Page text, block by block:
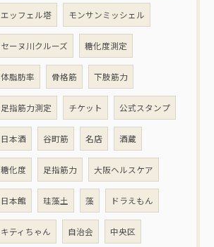
エッフェル塔 モンサンミッシェル
セーヌ川クルーズ 糖化度測定
体脂肪率 骨格筋 下肢筋力
足指筋力測定 チケット 公式スタンプ
日本酒 谷町筋 名店 酒蔵
糖化度 足指筋力 大阪ヘルスケア
日本館 珪藻土 藻 ドラえもん
キティちゃん 自治会 中央区